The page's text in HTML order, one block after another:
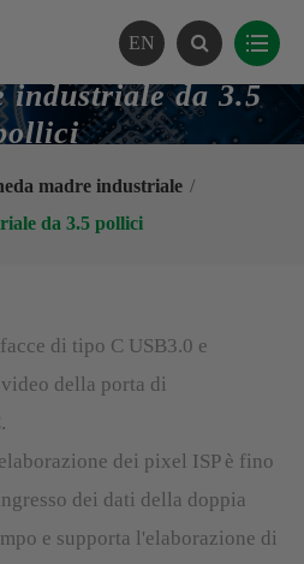
EN
industriale da 3.5
madre industriale
da 3.5 pollici
di tipo C USB3.0 e
della porta di
dei pixel ISP è fino
dei dati della doppia
e supporta l'elaborazione di